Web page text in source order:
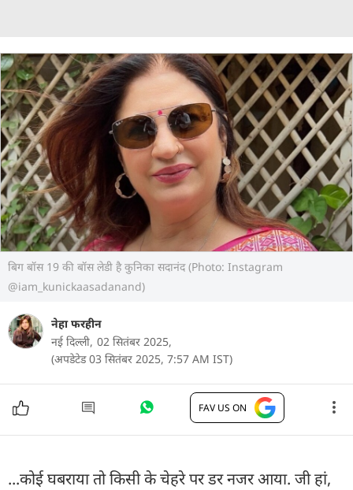
बिग बॉस 19 की बॉस लेडी है कुनिका सदानंद (Photo: Instagram
@iam_kunickaasadanand)
नेहा फरहीन
नई दिल्ली, 02 सितंबर 2025,
(अपडेटेड 03 सितंबर 2025, 7:57 AM IST)
FAV US ON
...कोई घबराया तो किसी के चेहरे पर डर नजर आया. जी हां,